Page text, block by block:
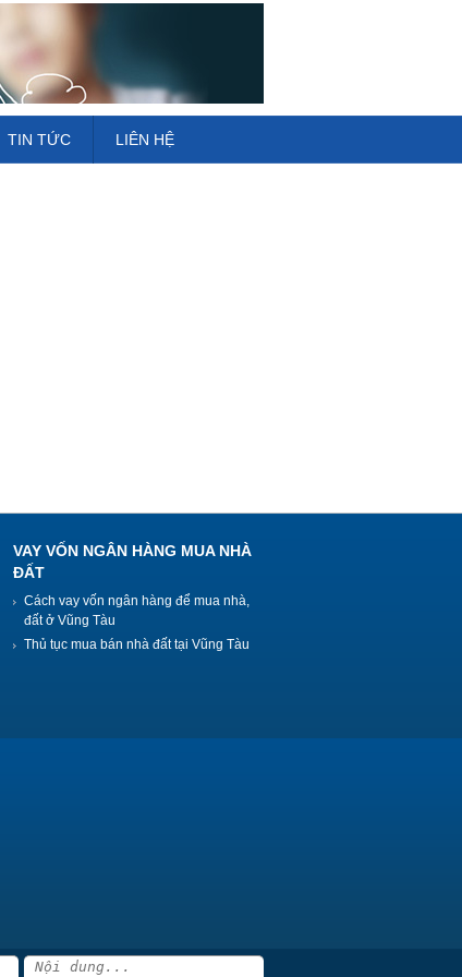
TIN TỨC LIÊN HỆ
VAY VỐN NGÂN HÀNG MUA NHÀ
ĐẤT
Cách vay vốn ngân hàng để mua nhà,
đất ở Vũng Tàu
Thủ tục mua bán nhà đất tại Vũng Tàu